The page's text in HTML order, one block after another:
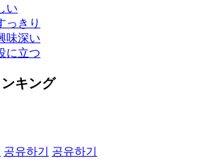
い
っきり
味深い
に立つ
キング
공유하기 공유하기